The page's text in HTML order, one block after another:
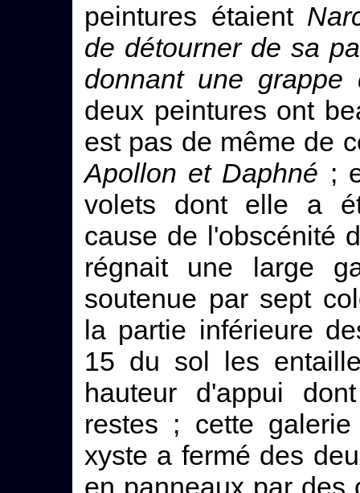
peintures étaient
de détourner de sa
donnant une
deux peintures ont
est pas de même de
Apollon et Daphné ;
volets dont elle a
cause de l'obscénité
régnait une large
soutenue par sept
la partie inférieure
15 du sol les
hauteur d'appui
restes ; cette
xyste a fermé des
en panneaux par des